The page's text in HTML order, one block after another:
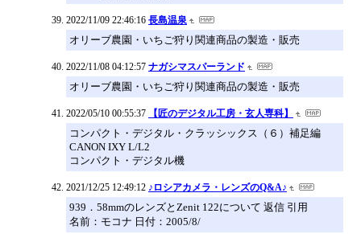
2022/11/09 22:46:16 長島温泉
オリーブ農園・いちご狩り関連商品の製造・販売
2022/11/08 04:12:57 ナガシマスパーランド
オリーブ農園・いちご狩り関連商品の製造・販売
2022/05/10 00:55:37 【匠のデジタル工房・玄人専科】
コンパクト・デジタル・クラッシックス（６）補足編
CANON IXY L/L2
コンパクト・デジタル機
2021/12/25 12:49:12 ♪ロシアカメラ・レンズのQ&A♪
939．58mmのレンズとZenit 122について 返信 引用
名前：モコナ 日付：2005/8/